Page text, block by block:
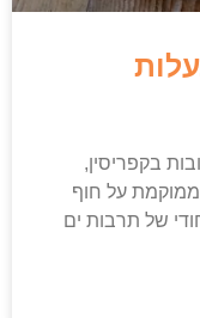
בקפריסין,
ממוקמת על חוף
של תרבות ים